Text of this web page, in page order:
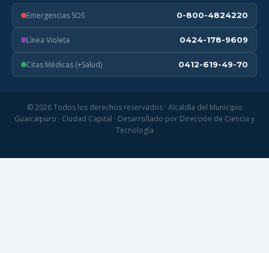
Emergencias SOS 0-800-4824220
Línea Violeta 0424-178-9609
Citas Médicas (+Salud) 0412-619-49-70
© 2026 Todos los derechos reservados · Alcaldía del Municipio
Guaicaipuro · Ciudad Capital · Desarrollado por Dirección de Ciencia y
Tecnología